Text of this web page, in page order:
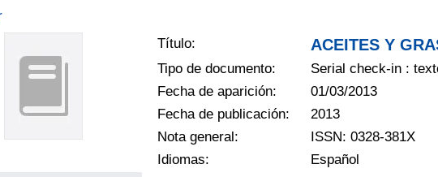
Título: ACEITES Y
Tipo de documento:
Serial check-in :
Fecha de aparición:
01/03/2013
Fecha de publicación:
2013
Nota general:
ISSN: 0328-381X
Idiomas:
Español